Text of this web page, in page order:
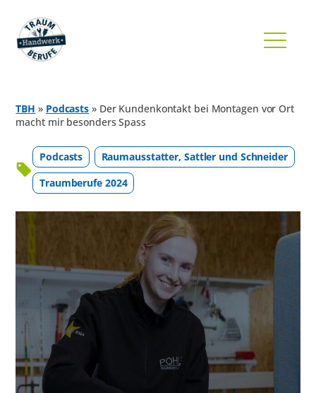
TBH » Podcasts » Der Kundenkontakt bei Montagen vor Ort
macht mir besonders Spass
Podcasts
Raumausstatter, Sattler und Schneider
Traumberufe 2024